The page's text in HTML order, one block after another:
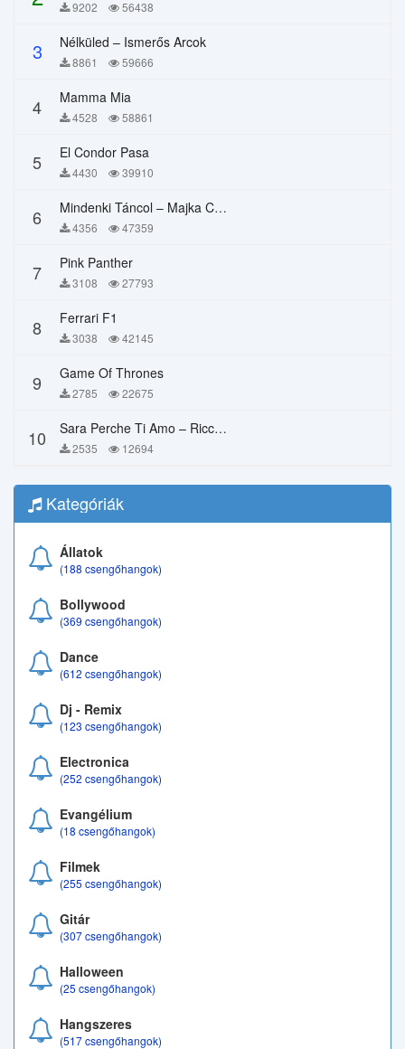
9202 56438
3 Nélküled – Ismerős Arcok
8861 59666
4 Mamma Mia
4528 58861
5 El Condor Pasa
4430 39910
6 Mindenki Táncol – Majka Curtis, Péter Majoros
4356 47359
7 Pink Panther
3108 27793
8 Ferrari F1
3038 42145
9 Game Of Thrones
2785 22675
10 Sara Perche Ti Amo – Ricchi E Poveri
2535 12694
Kategóriák
Állatok
(188 csengőhangok)
Bollywood
(369 csengőhangok)
Dance
(612 csengőhangok)
Dj - Remix
(123 csengőhangok)
Electronica
(252 csengőhangok)
Evangélium
(18 csengőhangok)
Filmek
(255 csengőhangok)
Gitár
(307 csengőhangok)
Halloween
(25 csengőhangok)
Hangszeres
(517 csengőhangok)